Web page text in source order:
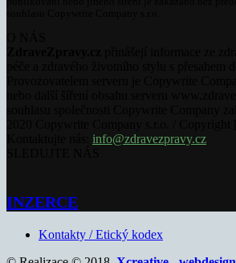
info@zdravezpravy.cz
INZERCE
Kontakty / Etický kodex